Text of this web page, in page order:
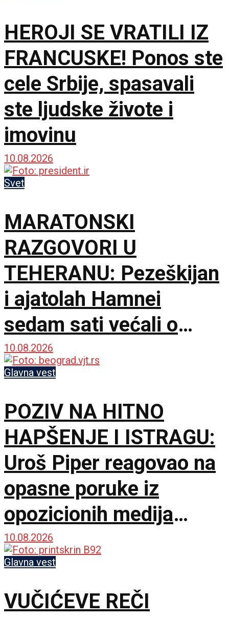
HEROJI SE VRATILI IZ
FRANCUSKE! Ponos ste
cele Srbije, spasavali
ste ljudske živote i
imovinu
10.08.2026
Svet
MARATONSKI
RAZGOVORI U
TEHERANU: Pezeškijan
i ajatolah Hamnei
sedam sati većali o
sudbini Irana
10.08.2026
Glavna vest
POZIV NA HITNO
HAPŠENJE I ISTRAGU:
Uroš Piper reagovao na
opasne poruke iz
opozicionih medija
upućene šefu države
10.08.2026
Glavna vest
VUČIĆEVE REČI